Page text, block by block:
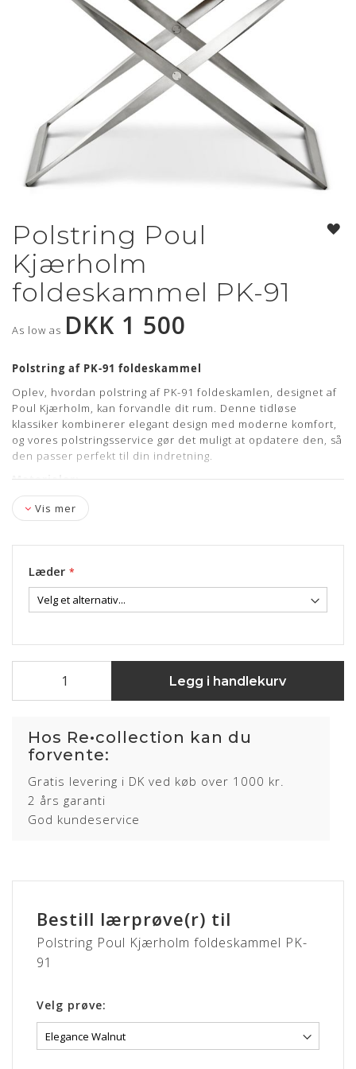
Gå
til
begynnelsen
av
bildegalleri
Polstring Poul
Kjærholm
foldeskammel PK-91
As low as DKK 1 500
Polstring af PK-91 foldeskammel
Oplev, hvordan polstring af PK-91 foldeskamlen, designet af
Poul Kjærholm, kan forvandle dit rum. Denne tidløse
klassiker kombinerer elegant design med moderne komfort,
og vores polstringsservice gør det muligt at opdatere den, så
den passer perfekt til din indretning.
Materialer:
Lædermuligheder:
Gratis afhentning & levering på brofaste øer
Du modtager en SMS fra vores chauffør vedrørende
afhentning af din(e) PK-91(er).
Når vi har modtaget PK-91(erne), kontrollerer vi, om
den(de) er egnet til polstring.
polstring uden beregning.
dig og du modtager endnu en SMS fra vores chauffør.
Leveringstid:ca. 4-6 uger fra modtagelse.
Vis mer
Læder
Legg i handlekurv
Hos Re•collection kan du
forvente:
Gratis levering i DK ved køb over 1000 kr.
2 års garanti
God kundeservice
Bestill lærprøve(r) til
Polstring Poul Kjærholm foldeskammel PK-
91
Velg prøve: